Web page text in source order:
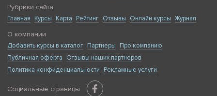
Рубрики сайта
Главная Курсы Карта Рейтинг Отзывы Онлайн курсы Журнал
О компании
Добавить курсы в каталог Партнеры
Про компанию
Публичная оферта
Отзывы наших партнеров
Политика конфиденциальности
Рекламные услуги
Социальные страницы